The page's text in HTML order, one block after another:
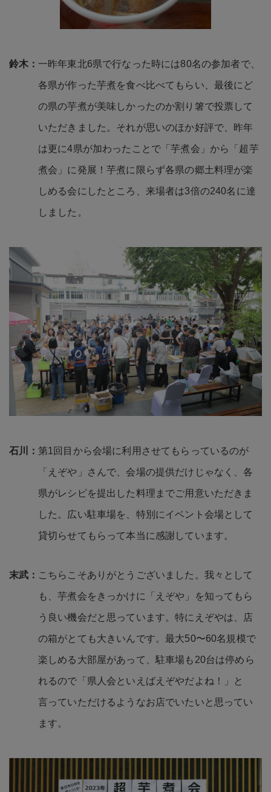
各県が作った芋煮を食べ比べてもらい、最後にど
の県の芋煮が美味しかったのか割り箸で投票して
いただきました。それが思いのほか好評で、昨年
は更に4県が加わったことで「芋煮会」から「超芋
煮会」に発展！芋煮に限らず各県の郷土料理が楽
しめる会にしたところ、来場者は3倍の240名に達
しました。
「えぞや」さんで、会場の提供だけじゃなく、各
県がレシピを提出した料理までご用意いただきま
した。広い駐車場を、特別にイベント会場として
貸切らせてもらって本当に感謝しています。
も、芋煮会をきっかけに「えぞや」を知ってもら
う良い機会だと思っています。特にえぞやは、店
の箱がとても大きいんです。最大50〜60名規模で
楽しめる大部屋があって、駐車場も20台は停めら
れるので「県人会といえばえぞやだよね！」と
言っていただけるようなお店でいたいと思ってい
ます。